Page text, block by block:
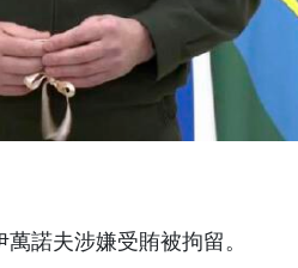
諾夫涉嫌受賄被拘留。